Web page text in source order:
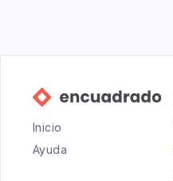
Inicio
Ayuda